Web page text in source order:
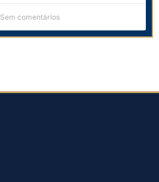
Sem comentários